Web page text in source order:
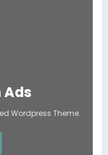
Ads
Wordpress Theme.